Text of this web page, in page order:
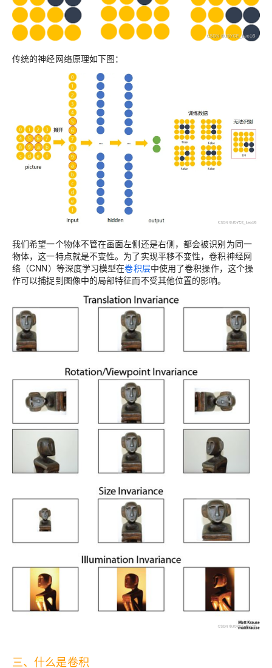
传统的神经网络原理如下图：
我们希望一个物体不管在画面左侧还是右侧，都会被识别为同一
物体，这一特点就是不变性。为了实现平移不变性，卷积神经网
络（CNN）等深度学习模型在卷积层中使用了卷积操作，这个操
作可以捕捉到图像中的局部特征而不受其他位置的影响。
三、什么是卷积